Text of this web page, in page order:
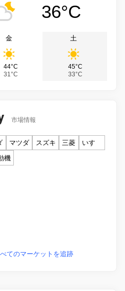
36°C
金
44°C
31°C
土
45°C
33°C
市場情報
マツダ スズキ 三菱
いすゞ
機
てのマーケットを追跡